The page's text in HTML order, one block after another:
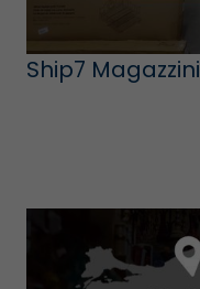
Ship7 Magazzini